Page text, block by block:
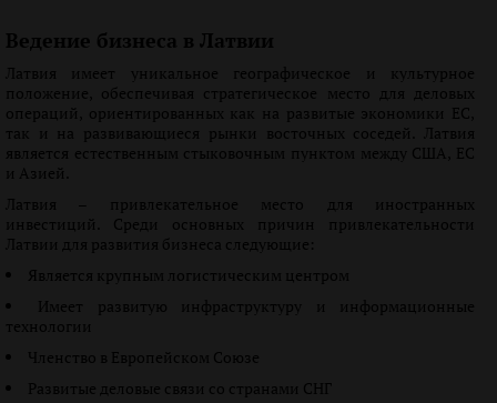
Ведение бизнеса в Латвии
Латвия имеет уникальное географическое и культурное
положение, обеспечивая стратегическое место для деловых
операций, ориентированных как на развитые экономики ЕС,
так и на развивающиеся рынки восточных соседей. Латвия
является естественным стыковочным пунктом между США, ЕС
и Азией.
Латвия – привлекательное место для иностранных
инвестиций. Среди основных причин привлекательности
Латвии для развития бизнеса следующие:
Является крупным логистическим центром
Имеет развитую инфраструктуру и информационные
технологии
Членство в Европейском Союзе
Развитые деловые связи со странами СНГ